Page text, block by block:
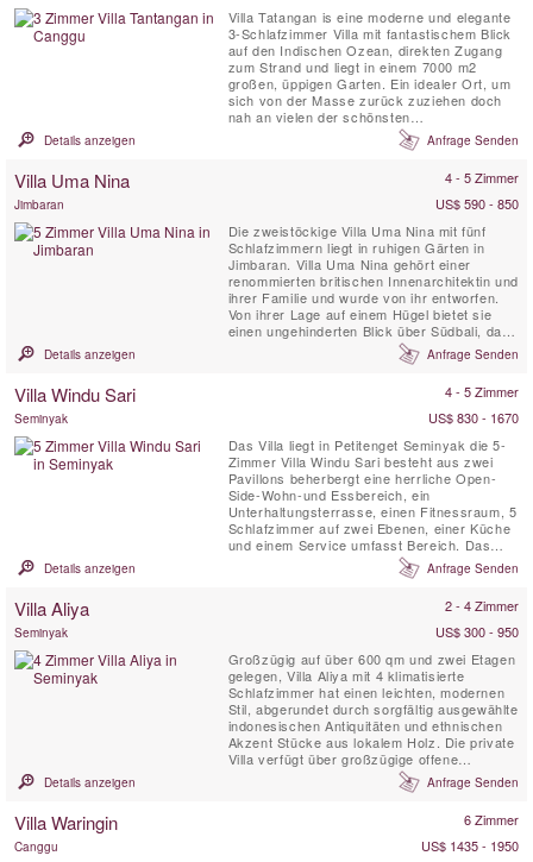
Villa Tatangan is eine moderne und elegante
3-Schlafzimmer Villa mit fantastischem Blick
auf den Indischen Ozean, direkten Zugang
zum Strand und liegt in einem 7000 m2
großen, üppigen Garten. Ein idealer Ort, um
sich von der Masse zurück zuziehen doch
nah an vielen der schönsten
Sehenswürdigkeiten von Bali, einschließlich
des benachbarten Nirwana Golf Platzes.
Details anzeigen Anfrage Senden
Villa Uma Nina 4 - 5 Zimmer
Jimbaran
US$ 590 - 850
Die zweistöckige Villa Uma Nina mit fünf
Schlafzimmern liegt in ruhigen Gärten in
Jimbaran. Villa Uma Nina gehört einer
renommierten britischen Innenarchitektin und
ihrer Familie und wurde von ihr entworfen.
Von ihrer Lage auf einem Hügel bietet sie
einen ungehinderten Blick über Südbali, das
Meer und den entfernten Vulkan Gunung
Details anzeigen Anfrage Senden
Villa Windu Sari 4 - 5 Zimmer
Seminyak
US$ 830 - 1670
Das Villa liegt in Petitenget Seminyak die 5-
Zimmer Villa Windu Sari besteht aus zwei
Pavillons beherbergt eine herrliche Open-
Side-Wohn-und Essbereich, ein
Unterhaltungsterrasse, einen Fitnessraum, 5
Schlafzimmer auf zwei Ebenen, einer Küche
und einem Service umfasst Bereich. Das
Anwesen befindet sich in einem reizvollen
Garten mit einem Swimmingpool.
Details anzeigen Anfrage Senden
Villa Aliya 2 - 4 Zimmer
Seminyak
US$ 300 - 950
Großzügig auf über 600 qm und zwei Etagen
gelegen, Villa Aliya mit 4 klimatisierte
Schlafzimmer hat einen leichten, modernen
Stil, abgerundet durch sorgfältig ausgewählte
indonesischen Antiquitäten und ethnischen
Akzent Stücke aus lokalem Holz. Die private
Villa verfügt über großzügige offene
Wohnräume, die entworfen wurden, um die
Meeres Brise zu einzufangen und es Ihnen
Details anzeigen Anfrage Senden
Villa Waringin 6 Zimmer
Canggu
US$ 1435 - 1950